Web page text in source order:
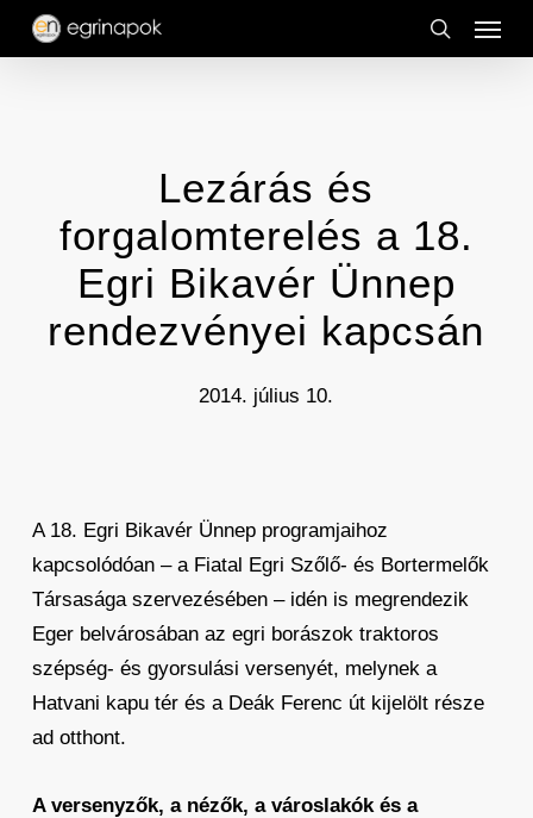
Skip
search
Menu
Lezárás és
forgalomterelés a 18.
Egri Bikavér Ünnep
rendezvényei kapcsán
2014. július 10.
A 18. Egri Bikavér Ünnep programjaihoz
kapcsolódóan – a Fiatal Egri Szőlő- és Bortermelők
Társasága szervezésében – idén is megrendezik
Eger belvárosában az egri borászok traktoros
szépség- és gyorsulási versenyét, melynek a
Hatvani kapu tér és a Deák Ferenc út kijelölt része
ad otthont.
A versenyzők, a nézők, a városlakók és a